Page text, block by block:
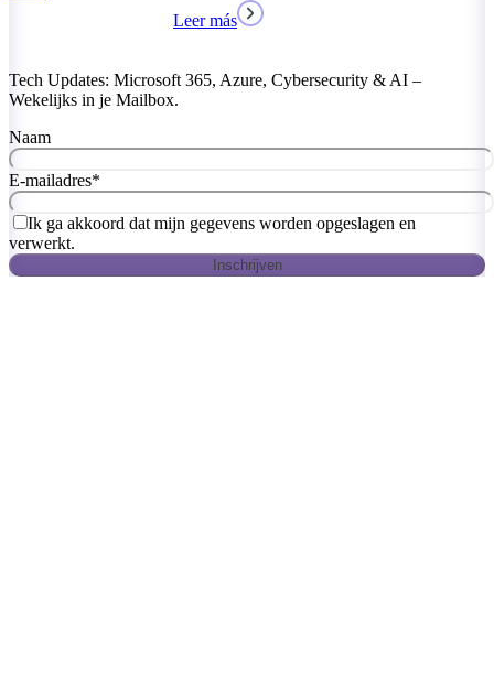
Leer más
Tech Updates: Microsoft 365, Azure, Cybersecurity & AI –
Wekelijks in je Mailbox.
Naam
E-mailadres*
Ik ga akkoord dat mijn gegevens worden opgeslagen en
verwerkt.
Inschrijven